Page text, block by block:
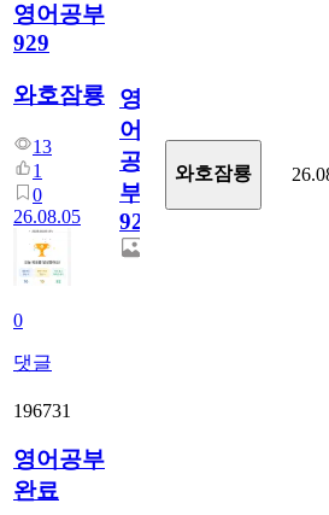
영어공부
929
와호잠룡
13
1
0
26.08.05
0
댓글
영
어
공
부
929
와호잠룡
196731
영어공부
완료